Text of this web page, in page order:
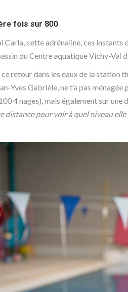
fois sur 800
Carla, cette adrénaline, ces instants
du Centre aquatique Vichy-Val
retour dans les eaux de la station
Yves Gabrièle, ne t’a pas
4 nages), mais également sur une
distance pour voir à quel niveau